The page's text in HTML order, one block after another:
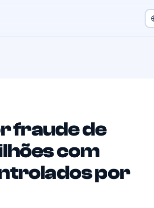
fraude de
com
por